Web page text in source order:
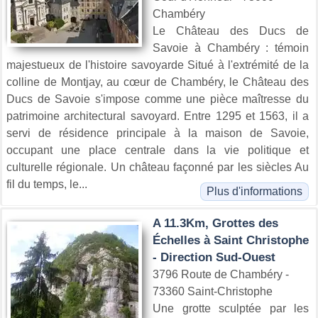
Chambéry
Le Château des Ducs de
Savoie à Chambéry : témoin
majestueux de l'histoire savoyarde Situé à l'extrémité de la
colline de Montjay, au cœur de Chambéry, le Château des
Ducs de Savoie s'impose comme une pièce maîtresse du
patrimoine architectural savoyard. Entre 1295 et 1563, il a
servi de résidence principale à la maison de Savoie,
occupant une place centrale dans la vie politique et
culturelle régionale. Un château façonné par les siècles Au
fil du temps, le...
Plus d'informations
A 11.3Km, Grottes des
Échelles à Saint Christophe
- Direction Sud-Ouest
3796 Route de Chambéry -
73360 Saint-Christophe
Une grotte sculptée par les